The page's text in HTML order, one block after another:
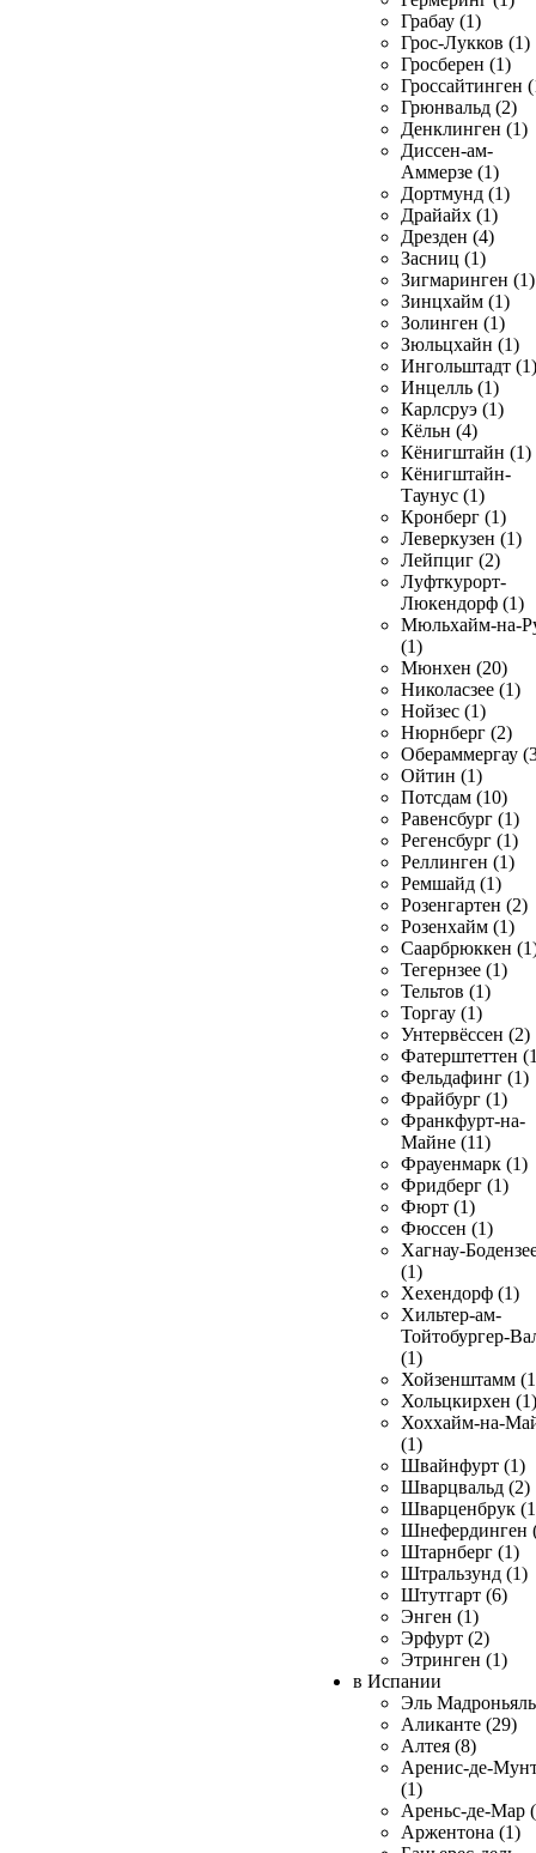
Грабау (1)
Грос-Лукков (1)
Гросберен (1)
Гроссайтинген
Грюнвальд (2)
Денклинген (1)
Диссен-ам-
Аммерзе (1)
Дортмунд (1)
Драйайх (1)
Дрезден (4)
Засниц (1)
Зигмаринген (1)
Зинцхайм (1)
Золинген (1)
Зюльцхайн (1)
Ингольштадт (1)
Инцелль (1)
Карлсруэ (1)
Кёльн (4)
Кёнигштайн (1)
Кёнигштайн-
Таунус (1)
Кронберг (1)
Леверкузен (1)
Лейпциг (2)
Луфткурорт-
Люкендорф (1)
Мюльхайм-на-
(1)
Мюнхен (20)
Николасзее (1)
Нойзес (1)
Нюрнберг (2)
Обераммергау
Ойтин (1)
Потсдам (10)
Равенсбург (1)
Регенсбург (1)
Реллинген (1)
Ремшайд (1)
Розенгартен (2)
Розенхайм (1)
Саарбрюккен
Тегернзее (1)
Тельтов (1)
Торгау (1)
Унтервёссен (2)
Фатерштеттен
Фельдафинг (1)
Фрайбург (1)
Франкфурт-на-
Майне (11)
Фрауенмарк (1)
Фридберг (1)
Фюрт (1)
Фюссен (1)
Хагнау-
(1)
Хехендорф (1)
Хильтер-ам-
Тойтобургер-
(1)
Хойзенштамм
Хольцкирхен (1)
Хоххайм-на-
(1)
Швайнфурт (1)
Шварцвальд (2)
Шварценбрук
Шнефердинген
Штарнберг (1)
Штральзунд (1)
Штутгарт (6)
Энген (1)
Эрфурт (2)
Этринген (1)
в Испании
Эль
Аликанте (29)
Алтея (8)
Аренис-де-
(1)
Ареньс-де-Мар
Аржентона (1)